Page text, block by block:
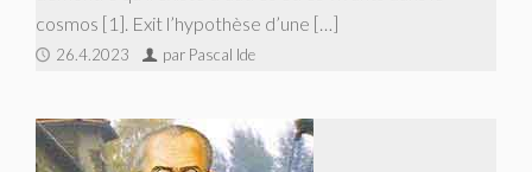
cosmos [1]. Exit l’hypothèse d’une […]
26.4.2023 par Pascal Ide